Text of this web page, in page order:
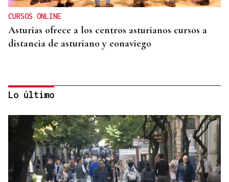
CURSOS ONLINE
Asturias ofrece a los centros asturianos cursos a
distancia de asturiano y eonaviego
Lo último